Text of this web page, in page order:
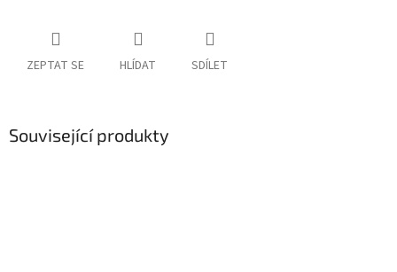
ZEPTAT SE HLÍDAT SDÍLET
Související produkty